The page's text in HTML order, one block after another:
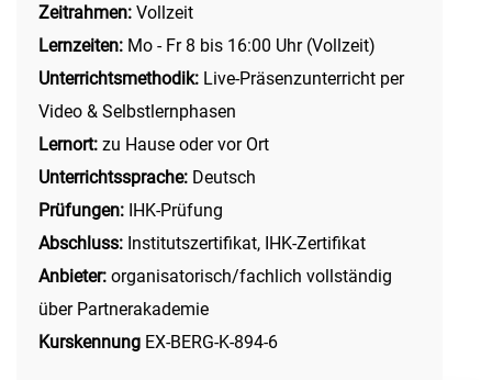
Zeitrahmen: Vollzeit
Lernzeiten: Mo - Fr 8 bis 16:00 Uhr (Vollzeit)
Unterrichtsmethodik: Live-Präsenzunterricht per
Video & Selbstlernphasen
Lernort: zu Hause oder vor Ort
Unterrichtssprache: Deutsch
Prüfungen: IHK-Prüfung
Abschluss: Institutszertifikat, IHK-Zertifikat
Anbieter: organisatorisch/fachlich vollständig
über Partnerakademie
Kurskennung EX-BERG-K-894-6